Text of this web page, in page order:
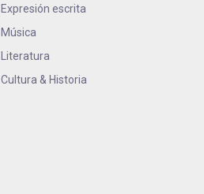
Expresión escrita
Música
Literatura
Cultura & Historia